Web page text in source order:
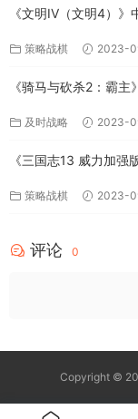
《文明IV（文明4）
策略战棋 2023-
《骑马与砍杀2：霸
及时战略 2023-
《三国志13 威力加
策略战棋 2023-
评论 0
Copyright ©